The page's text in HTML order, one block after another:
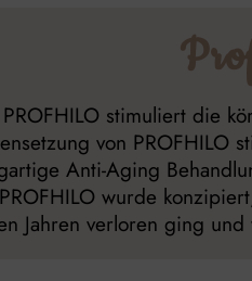
stimuliert die
von
Anti-Aging
wurde
Jahren verloren ging